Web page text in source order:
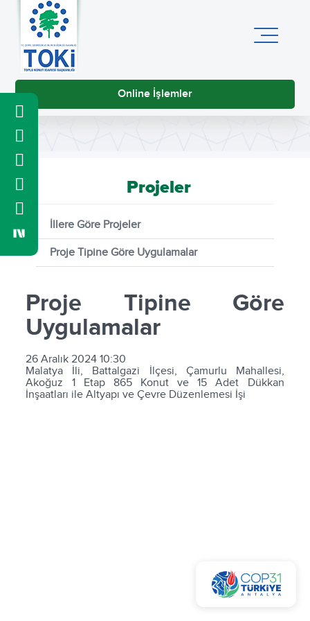
Online İşlemler
Projeler
İllere Göre Projeler
Proje Tipine Göre Uygulamalar
Proje Tipine Göre
Uygulamalar
26 Aralık 2024 10:30
Malatya İli, Battalgazi İlçesi, Çamurlu Mahallesi,
Akoğuz 1 Etap 865 Konut ve 15 Adet Dükkan
İnşaatları ile Altyapı ve Çevre Düzenlemesi İşi